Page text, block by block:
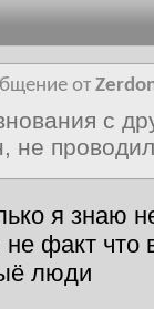
от
с
не
я знаю
факт что
люди